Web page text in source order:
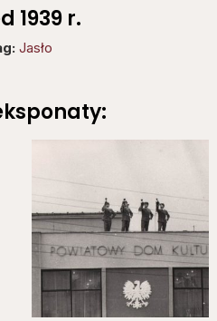
1939 r.
Jasło